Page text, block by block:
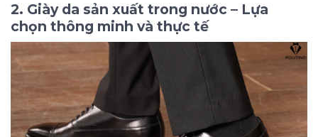
2. Giày da sản xuất trong nước – Lựa
chọn thông minh và thực tế